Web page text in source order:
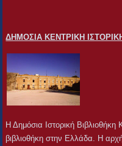
ΔΗΜΟΣΙΑ ΚΕΝΤΡΙΚΗ
Η Δημόσια Ιστορική Βιβλιοθήκη
βιβλιοθήκη στην Ελλάδα. Η